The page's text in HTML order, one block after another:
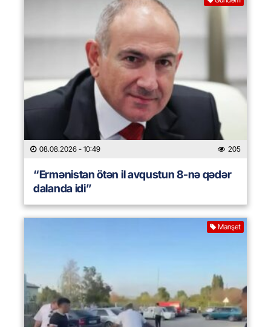
08.08.2026 - 10:49 205
“Ermənistan ötən il avqustun 8-nə qədər
dalanda idi”
Manşet